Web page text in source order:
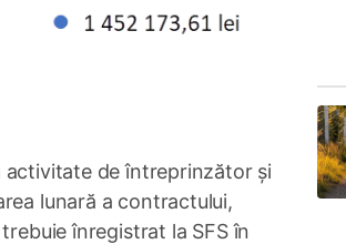
activitate de întreprinzător și
lunară a contractului,
înregistrat la SFS în